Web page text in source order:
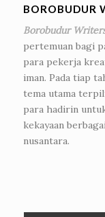
BOROBUDUR
Borobudur
pertemuan bagi
para pekerja
iman. Pada tiap
tema utama
para hadirin
kekayaan
nusantara.